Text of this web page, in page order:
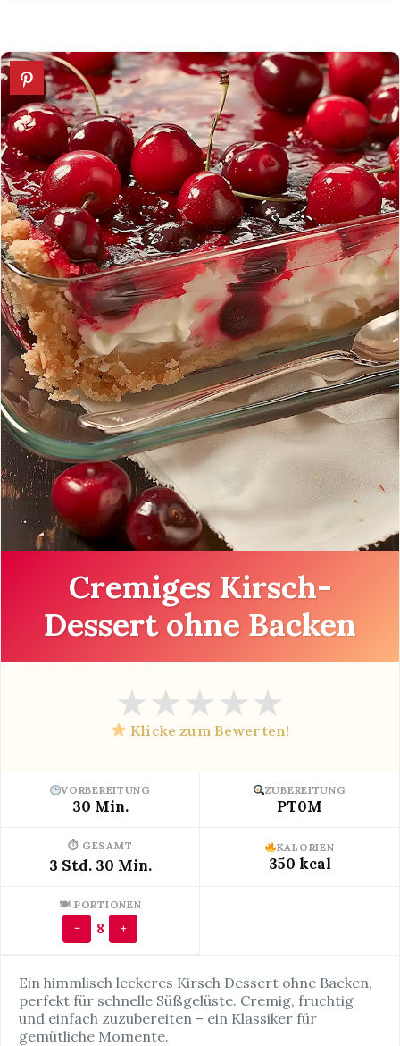
Cremiges Kirsch-
Dessert ohne Backen
★★★★★
Klicke zum Bewerten!
VORBEREITUNG
30 Min.
ZUBEREITUNG
PT0M
⏱ GESAMT
3 Std. 30 Min.
KALORIEN
350 kcal
🍽 PORTIONEN
− 8 +
Ein himmlisch leckeres Kirsch Dessert ohne Backen,
perfekt für schnelle Süßgelüste. Cremig, fruchtig
und einfach zuzubereiten – ein Klassiker für
gemütliche Momente.